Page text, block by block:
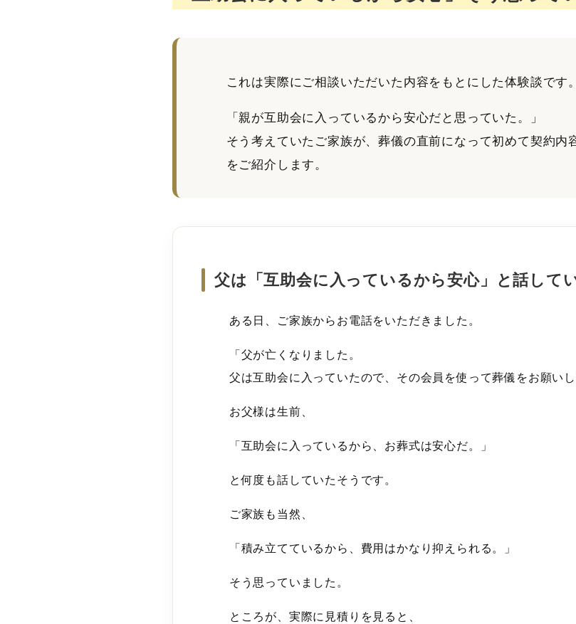
これは実際にご相談いただいた内容をもとにした体験談です。
「親が互助会に入っているから安心だと思っていた。」
そう考えていたご家族が、葬儀の直前になって初めて契約内
をご紹介します。
父は「互助会に入っているから安心」と話して
ある日、ご家族からお電話をいただきました。
「父が亡くなりました。
父は互助会に入っていたので、その会員を使って葬儀をお願いし
お父様は生前、
「互助会に入っているから、お葬式は安心だ。」
と何度も話していたそうです。
ご家族も当然、
「積み立てているから、費用はかなり抑えられる。」
そう思っていました。
ところが、実際に見積りを見ると、